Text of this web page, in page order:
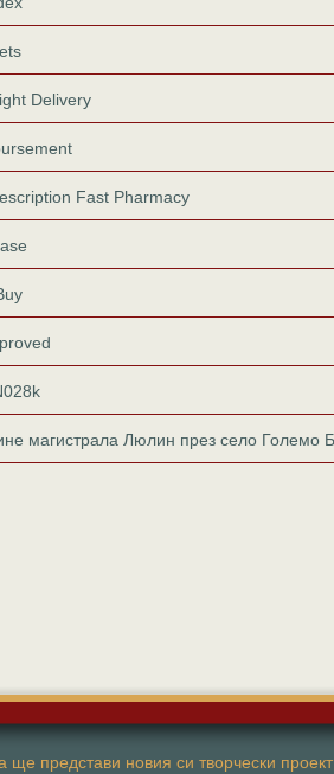
Delivery
Fast Pharmacy
магистрала Люлин през село Големо
ще представи новия си творчески